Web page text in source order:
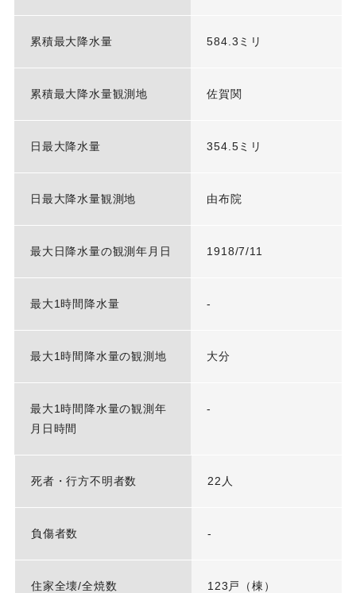
累積最大降水量 584.3ミリ
累積最大降水量観測地 佐賀関
日最大降水量 354.5ミリ
日最大降水量観測地 由布院
最大日降水量の観測年月日 1918/7/11
最大1時間降水量 -
最大1時間降水量の観測地 大分
最大1時間降水量の観測年
月日時間
-
死者・行方不明者数 22人
負傷者数 -
住家全壊/全焼数 123戸（棟）